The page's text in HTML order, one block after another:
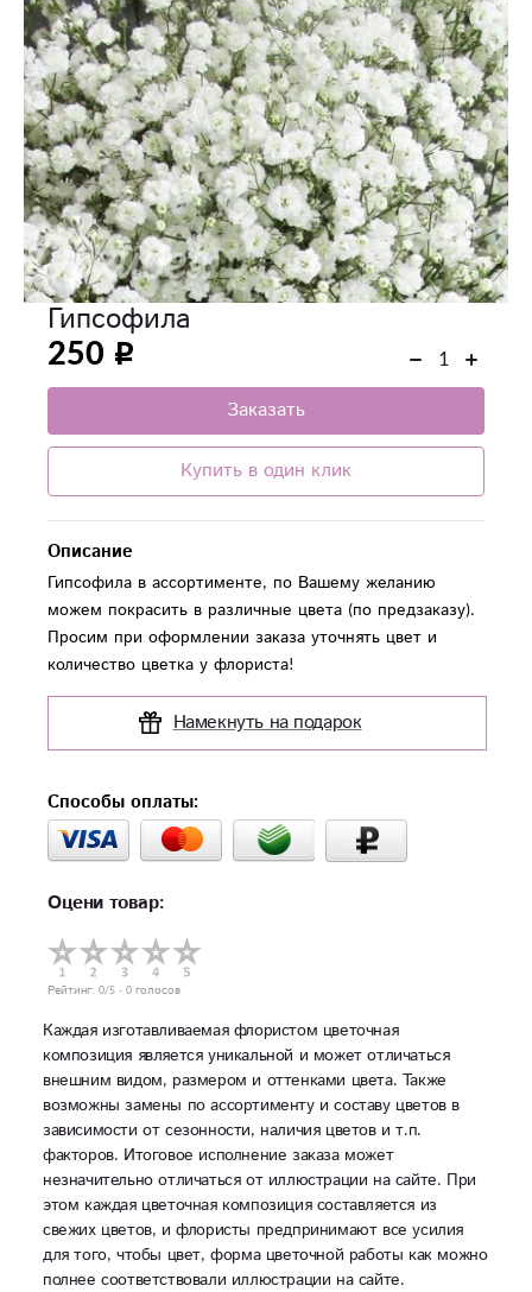
Гипсофила
250
Заказать
Купить в один клик
Описание
Гипсофила в ассортименте, по Вашему желанию
можем покрасить в различные цвета (по предзаказу).
Просим при оформлении заказа уточнять цвет и
количество цветка у флориста!
Намекнуть на подарок
Способы оплаты:
Оцени товар:
Рейтинг: 0/5 - 0 голосов
Каждая изготавливаемая флористом цветочная
композиция является уникальной и может отличаться
внешним видом, размером и оттенками цвета. Также
возможны замены по ассортименту и составу цветов в
зависимости от сезонности, наличия цветов и т.п.
факторов. Итоговое исполнение заказа может
незначительно отличаться от иллюстрации на сайте. При
этом каждая цветочная композиция составляется из
свежих цветов, и флористы предпринимают все усилия
для того, чтобы цвет, форма цветочной работы как можно
полнее соответствовали иллюстрации на сайте.